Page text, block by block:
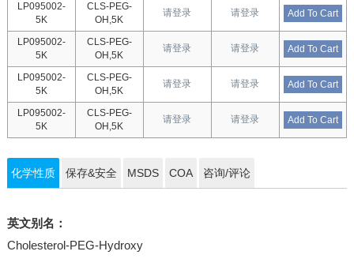
LP095002-
5K
CLS-PEG-
OH,5K
请登录 请登录 Add To Cart
LP095002-
5K
CLS-PEG-
OH,5K
请登录 请登录 Add To Cart
LP095002-
5K
CLS-PEG-
OH,5K
请登录 请登录 Add To Cart
LP095002-
5K
CLS-PEG-
OH,5K
请登录 请登录 Add To Cart
化学性质 保存&安全 MSDS COA 咨询/评论
英文别名：
Cholesterol-PEG-Hydroxy